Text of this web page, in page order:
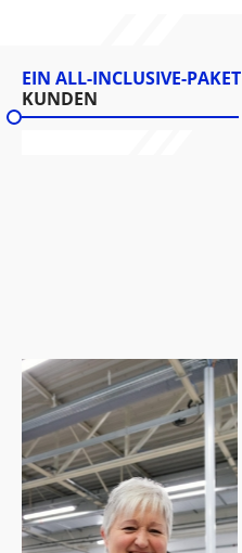
EIN ALL-INCLUSIVE-PAKET
KUNDEN